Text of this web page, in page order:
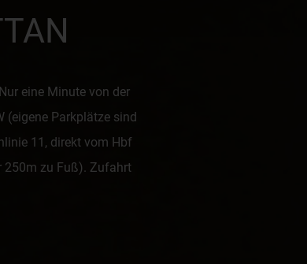
eine Minute von der
(eigene Parkplätze sind
11, direkt vom Hbf
250m zu Fuß). Zufahrt